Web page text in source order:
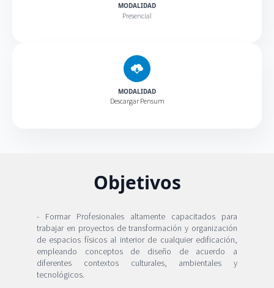
MODALIDAD
Presencial
MODALIDAD
Descargar Pensum
Objetivos
- Formar Profesionales altamente capacitados para
trabajar en proyectos de transformación y organización
de espacios físicos al interior de cualquier edificación,
empleando conceptos de diseño de acuerdo a
diferentes contextos culturales, ambientales y
tecnológicos.